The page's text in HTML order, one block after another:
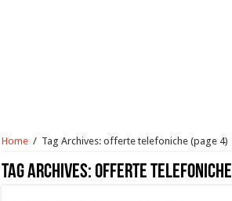
Home / Tag Archives: offerte telefoniche (page 4)
Tag Archives:offerte telefoniche